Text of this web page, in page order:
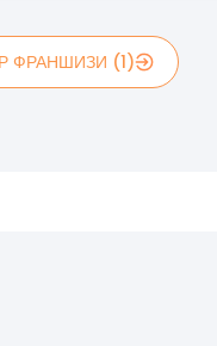
ФРАНШИЗИ (1)